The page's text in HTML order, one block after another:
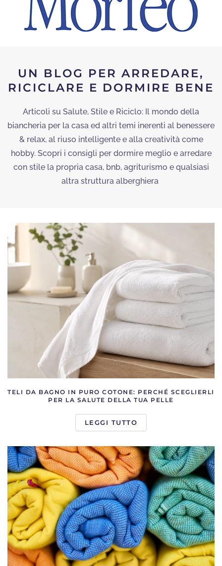
UN BLOG PER ARREDARE,
RICICLARE E DORMIRE BENE
Articoli su Salute, Stile e Riciclo: Il mondo della
biancheria per la casa ed altri temi inerenti al benessere
& relax, al riuso intelligente e alla creatività come
hobby. Scopri i consigli per dormire meglio e arredare
con stile la propria casa, bnb, agriturismo e qualsiasi
altra struttura alberghiera
TELI DA BAGNO IN PURO COTONE: PERCHÉ SCEGLIERLI
PER LA SALUTE DELLA TUA PELLE
LEGGI TUTTO